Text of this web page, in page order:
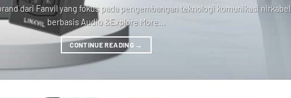
dari Fanvil yang fokus pada pengembangan teknologi komunikasi nirkabel
berbasis Audio &Explore More...
CONTINUE READING →